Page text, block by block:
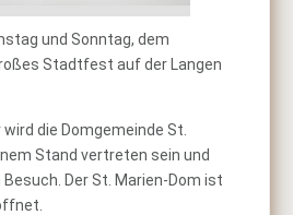
und Sonntag, dem
Stadtfest auf der Langen
die Domgemeinde St.
Stand vertreten sein und
Der St. Marien-Dom ist